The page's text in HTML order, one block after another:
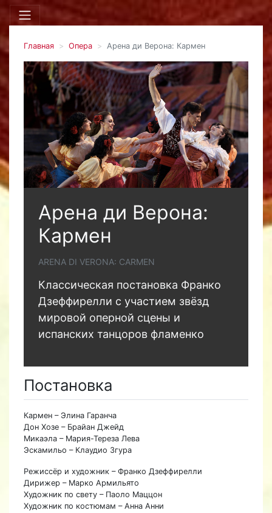
Главная Опера Арена ди Верона: Кармен
Арена ди Верона:
Кармен
ARENA DI VERONA: CARMEN
Классическая постановка Франко
Дзеффирелли с участием звёзд
мировой оперной сцены и
испанских танцоров фламенко
Постановка
Кармен – Элина Гаранча
Дон Хозе – Брайан Джейд
Микаэла – Мария-Тереза Лева
Эскамильо – Клаудио Згура
Режиссёр и художник – Франко Дзеффирелли
Дирижер – Марко Армильято
Художник по свету – Паоло Маццон
Художник по костюмам – Анна Анни